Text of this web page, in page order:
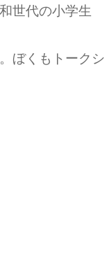
世代の小学生
ぼくもトークシ